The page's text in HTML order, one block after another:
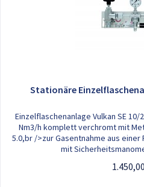
Stationäre
Einzelflaschenanlage Vulkan SE 10/
Nm3/h komplett verchromt mit
5.0,br />zur Gasentnahme aus
mit